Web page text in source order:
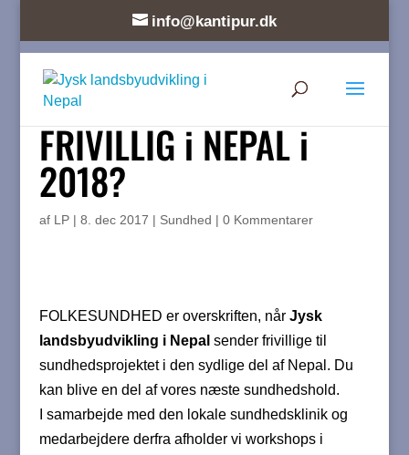
info@kantipur.dk
FRIVILLIG i NEPAL i
2018?
af LP| 8. dec 2017 | Sundhed | 0 Kommentarer
FOLKESUNDHED er overskriften, når Jysk
landsbyudvikling i Nepal sender frivillige til
sundhedsprojektet i den sydlige del af Nepal. Du
kan blive en del af vores næste sundhedshold.
I samarbejde med den lokale sundhedsklinik og
medarbejdere derfra afholder vi workshops i